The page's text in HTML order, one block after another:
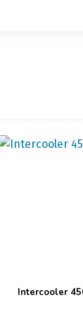
Intercooler